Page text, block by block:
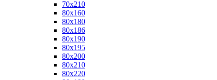
70x210
80x160
80x180
80x186
80x190
80x195
80x200
80x210
80x220